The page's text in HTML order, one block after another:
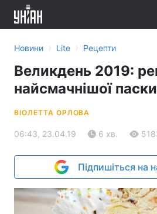
Новини › Lite › Рецепти
Великдень 2019:
найсмачнішої паски
ВІОЛЕТТА ОРЛОВА
06:43, 23.04.19 6 хв.
Підпишіться на